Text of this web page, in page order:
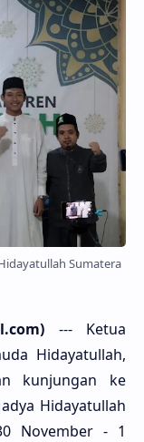
Sumatera
--- Ketua
Hidayatullah,
kunjungan ke
Hidayatullah
November - 1